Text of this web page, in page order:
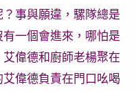
事與願違，騾隊總是
一個會進來，哪怕是
偉德和廚師老楊聚在
偉德負責在門口吆喝